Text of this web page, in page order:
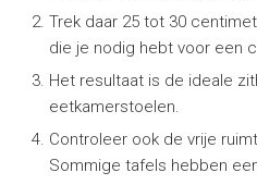
Trek daar 25 tot 30
die je nodig hebt voor een
Het resultaat is de ideale
eetkamerstoelen.
Controleer ook de vrije
Sommige tafels hebben